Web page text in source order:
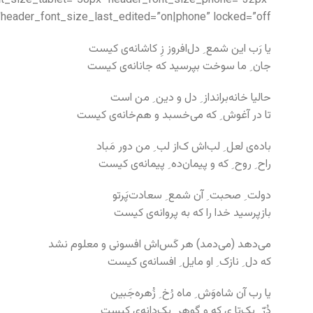
header_font_size_last_edited=”on|phone” locked=”off”]
یا رَب این شمع ِ دل‌افروز زِ کاشانه‌ی کیست
جان ِ ما سوخت بپرسید که جانانه‌ی کیست
حالیا خانه‌برانداز ِ دل و دین ِ من است
تا در آغوش ِ که می‌خسبد و هم‌خانه‌ی کیست
باده‌ی لعل ِ لب‌اش ک‌از لب ِ من دور مَباد
راح ِ روح ِ که و پیمان‌ده ِ پیمانه‌ی کیست
دولت ِ صحبت ِ آن شمع ِ سعادت‌پَرتو
بازپرسید خدا را که به پروانه‌ی کیست
می‌دهد (می‌دمد) هر کَس‌اش افسونی و معلوم نشد
که دل ِ نازک ِ او مایل ِ افسانه‌ی کیست
یا رب آن شاه‌وَش ِ ماه رُخ ِ زُهره‌جَبین